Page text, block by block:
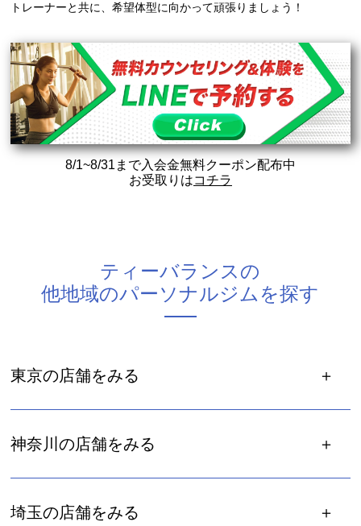
トレーナーと共に、希望体型に向かって頑張りましょう！
8/1~8/31まで入会金無料クーポン配布中
お受取りはコチラ
ティーバランスの
他地域のパーソナルジムを探す
東京の店舗をみる
神奈川の店舗をみる
埼玉の店舗をみる